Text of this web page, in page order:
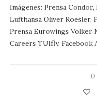
Imágenes: Prensa
Lufthansa Oliver Roesler,
Prensa Eurowings
Careers TUIfly, Facebook
0